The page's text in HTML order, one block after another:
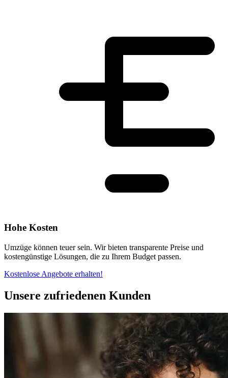
Hohe Kosten
Umzüge können teuer sein. Wir bieten transparente Preise und
kostengünstige Lösungen, die zu Ihrem Budget passen.
Kostenlose Angebote erhalten!
Unsere zufriedenen Kunden